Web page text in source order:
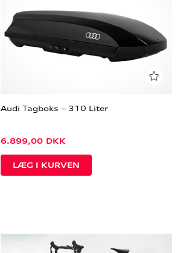
Audi Tagboks – 310 Liter
6.899,00 DKK